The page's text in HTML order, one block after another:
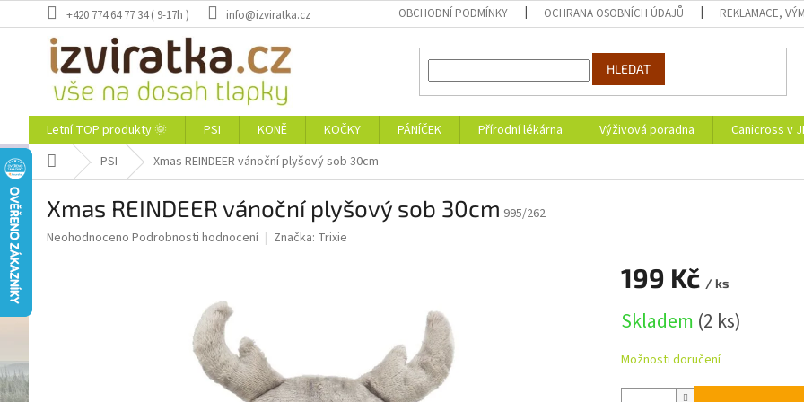
na
+420 774 64 77 34 ( 9-17h ) info@izviratka.cz OBCHODNÍ PODMÍNKY OCHRANA OSOBNÍCH ÚDAJŮ REKLAMACE,
HLEDAT
Letní TOP produkty 🌞 PSI KONĚ KOČKY PÁNÍČEK Přírodní lékárna Výživová poradna Canicross v
Domů PSI Xmas REINDEER vánoční plyšový sob 30cm
Xmas REINDEER vánoční plyšový sob 30cm 995/262
Průměrné
Neohodnoceno Podrobnosti hodnocení Značka: Trixie
199 Kč / ks
cena:
Skladem (2 ks)
Možnosti doručení